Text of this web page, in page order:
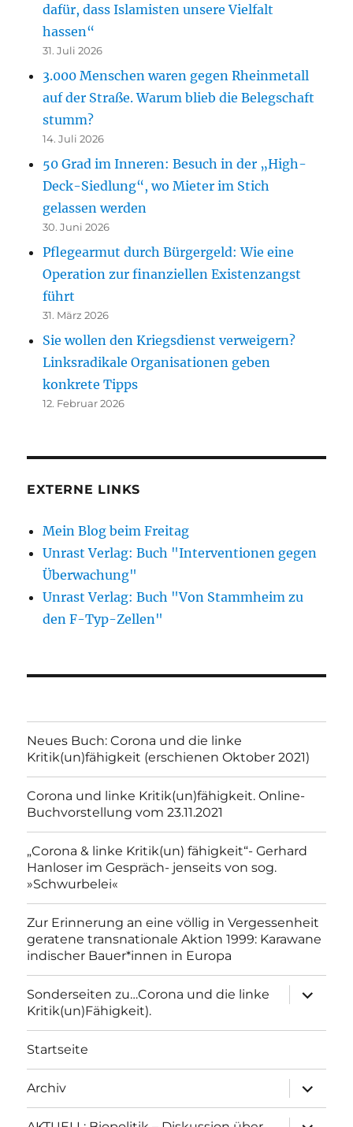
dafür, dass Islamisten unsere Vielfalt
hassen“
31. Juli 2026
3.000 Menschen waren gegen Rheinmetall
auf der Straße. Warum blieb die Belegschaft
stumm?
14. Juli 2026
50 Grad im Inneren: Besuch in der „High-
Deck-Siedlung“, wo Mieter im Stich
gelassen werden
30. Juni 2026
Pflegearmut durch Bürgergeld: Wie eine
Operation zur finanziellen Existenzangst
führt
31. März 2026
Sie wollen den Kriegsdienst verweigern?
Linksradikale Organisationen geben
konkrete Tipps
12. Februar 2026
EXTERNE LINKS
Mein Blog beim Freitag
Unrast Verlag: Buch "Interventionen gegen
Überwachung"
Unrast Verlag: Buch "Von Stammheim zu
den F-Typ-Zellen"
Neues Buch: Corona und die linke
Kritik(un)fähigkeit (erschienen Oktober 2021)
Corona und linke Kritik(un)fähigkeit. Online-
Buchvorstellung vom 23.11.2021
„Corona & linke Kritik(un) fähigkeit“- Gerhard
Hanloser im Gespräch- jenseits von sog.
»Schwurbelei«
Zur Erinnerung an eine völlig in Vergessenheit
geratene transnationale Aktion 1999: Karawane
indischer Bauer*innen in Europa
Sonderseiten zu…Corona und die linke
Kritik(un)Fähigkeit).
anzeigen
Startseite
Archiv
anzeigen